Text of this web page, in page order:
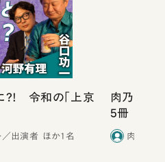
?! 令和の「上京
出演者 ほか1名
肉乃小路
5冊
肉乃小路